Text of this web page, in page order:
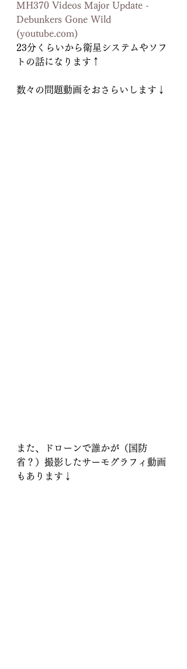
MH370 Videos Major Update -
Debunkers Gone Wild
(youtube.com)
23分くらいから衛星システムやソフ
トの話になります↑
数々の問題動画をおさらいします↓
また、ドローンで誰かが（国防
省？）撮影したサーモグラフィ動画
もあります↓